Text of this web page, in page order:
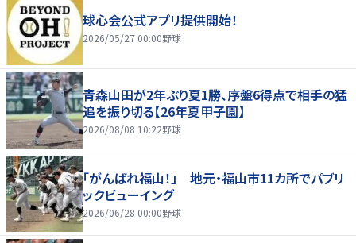
球心会公式アプリ提供開始！
2026/05/27 00:00野球
青森山田が2年ぶり夏1勝、序盤6得点で相手の猛
追を振り切る【26年夏甲子園】
2026/08/08 10:22野球
「がんばれ福山！」 地元・福山市11カ所でパブリ
ックビューイング
2026/06/28 00:00野球